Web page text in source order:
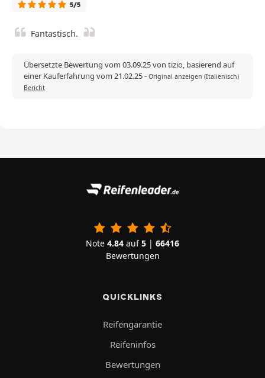
5/5
Fantastisch.
Übersetzte Bewertung vom 03.09.25 von tizio, basierend auf
einer Kauferfahrung vom 21.02.25- Original anzeigen (Italienisch)
Bericht
Note 4.84 auf5 | 66416
Bewertungen
QUICKLINKS
Reifengarantie
Reifeninfos
Bewertungen